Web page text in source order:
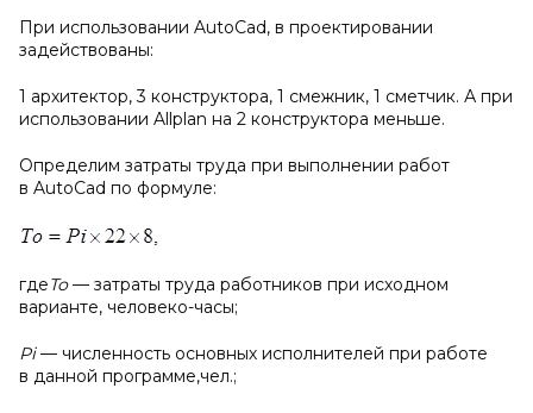
При использовании AutoCad, в проектировании
задействованы:
1 архитектор, 3 конструктора, 1 смежник, 1 сметчик. А при
использовании Allplan на 2 конструктора меньше.
Определим затраты труда при выполнении работ
в AutoCad по формуле:
гдеТо— затраты труда работников при исходном
варианте, человеко-часы;
Рi— численность основных исполнителей при работе
в данной программе,чел.;